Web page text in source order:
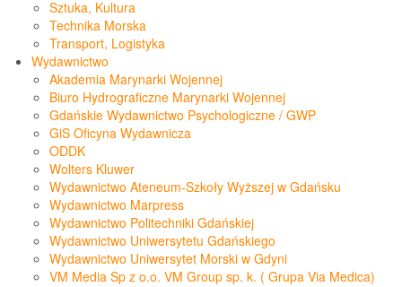
Sztuka, Kultura
Technika Morska
Transport, Logistyka
Wydawnictwo
Akademia Marynarki Wojennej
Biuro Hydrograficzne Marynarki Wojennej
Gdańskie Wydawnictwo Psychologiczne / GWP
GiS Oficyna Wydawnicza
ODDK
Wolters Kluwer
Wydawnictwo Ateneum-Szkoły Wyższej w Gdańsku
Wydawnictwo Marpress
Wydawnictwo Politechniki Gdańskiej
Wydawnictwo Uniwersytetu Gdańskiego
Wydawnictwo Uniwersytet Morski w Gdyni
VM Media Sp z o.o. VM Group sp. k. ( Grupa Via Medica)